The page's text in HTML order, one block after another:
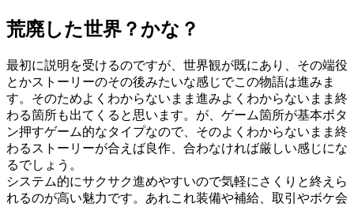
荒廃した世界？かな？
最初に説明を受けるのですが、世界観が既にあり、その端役
とかストーリーのその後みたいな感じでこの物語は進みま
す。そのためよくわからないまま進みよくわからないまま終
わる箇所も出てくると思います。が、ゲーム箇所が基本ボタ
ン押すゲーム的なタイプなので、そのよくわからないまま終
わるストーリーが合えば良作、合わなければ厳しい感じにな
るでしょう。
システム的にサクサク進めやすいので気軽にさくりと終えら
れるのが高い魅力です。あれこれ装備や補給、取引やボケ会